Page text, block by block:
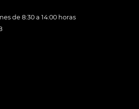
de 8:30 a 14:00 horas